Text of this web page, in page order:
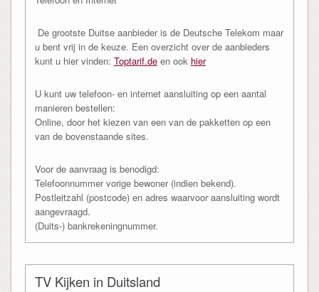
De grootste Duitse aanbieder is de Deutsche Telekom maar
u bent vrij in de keuze. Een overzicht over de aanbieders
kunt u hier vinden: Toptarif.deen ook hier
U kunt uw telefoon- en internet aansluiting op een aantal
manieren bestellen:
Online, door het kiezen van een van de pakketten op een
van de bovenstaande sites.
Voor de aanvraag is benodigd:
Telefoonnummer vorige bewoner (indien bekend).
Postleitzahl (postcode) en adres waarvoor aansluiting wordt
aangevraagd.
(Duits-) bankrekeningnummer.
TV Kijken in Duitsland